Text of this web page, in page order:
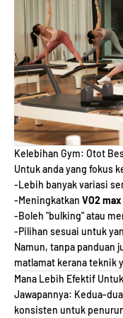
Kelebihan Gym: Otot
Untuk anda yang fokus
-Lebih banyak variasi
-Meningkatkan VO2 max
-Boleh "bulking" atau
-Pilihan sesuai untuk
Namun, tanpa panduan
matlamat kerana teknik
Mana Lebih Efektif
Jawapannya: Kedua-
konsisten untuk